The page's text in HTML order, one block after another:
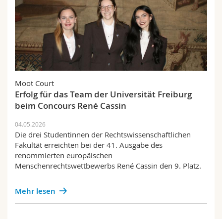
Moot Court
Erfolg für das Team der Universität Freiburg
beim Concours René Cassin
04.05.2026
Die drei Studentinnen der Rechtswissenschaftlichen
Fakultät erreichten bei der 41. Ausgabe des
renommierten europäischen
Menschenrechtswettbewerbs René Cassin den 9. Platz.
Mehr lesen